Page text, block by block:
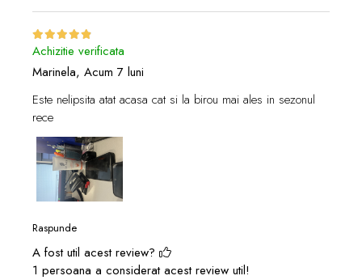
Achizitie verificata
Marinela, Acum 7 luni
Este nelipsita atat acasa cat si la birou mai ales in sezonul
rece
Raspunde
A fost util acest review?
1 persoana a considerat acest review util!